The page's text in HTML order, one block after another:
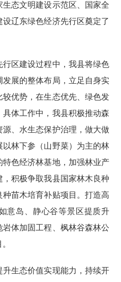
态文明建设示范区、国家全
辽东绿色经济先行区奠定了
区建设过程中，我县将绿色
展的整体布局，立足自身实
优势，在生态优先、绿色发
体工作中，我县积极推动森
、水生态保护治理，做大做
林下参（山野菜）为主的林
色经济林基地，加强林业产
积极争取我县国家林木良种
苗木培育补贴项目。打造高
意岛、静心谷等景区提质升
体加固工程、枫林谷森林公
升生态价值实现能力，持续开